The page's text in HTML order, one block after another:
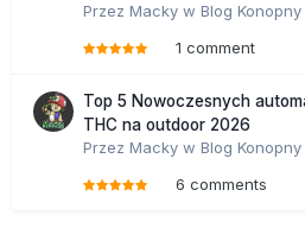
Przez Macky w Blog
1 comment
Top 5 Nowoczesnych
THC na outdoor 2026
Przez Macky w Blog
6 comments